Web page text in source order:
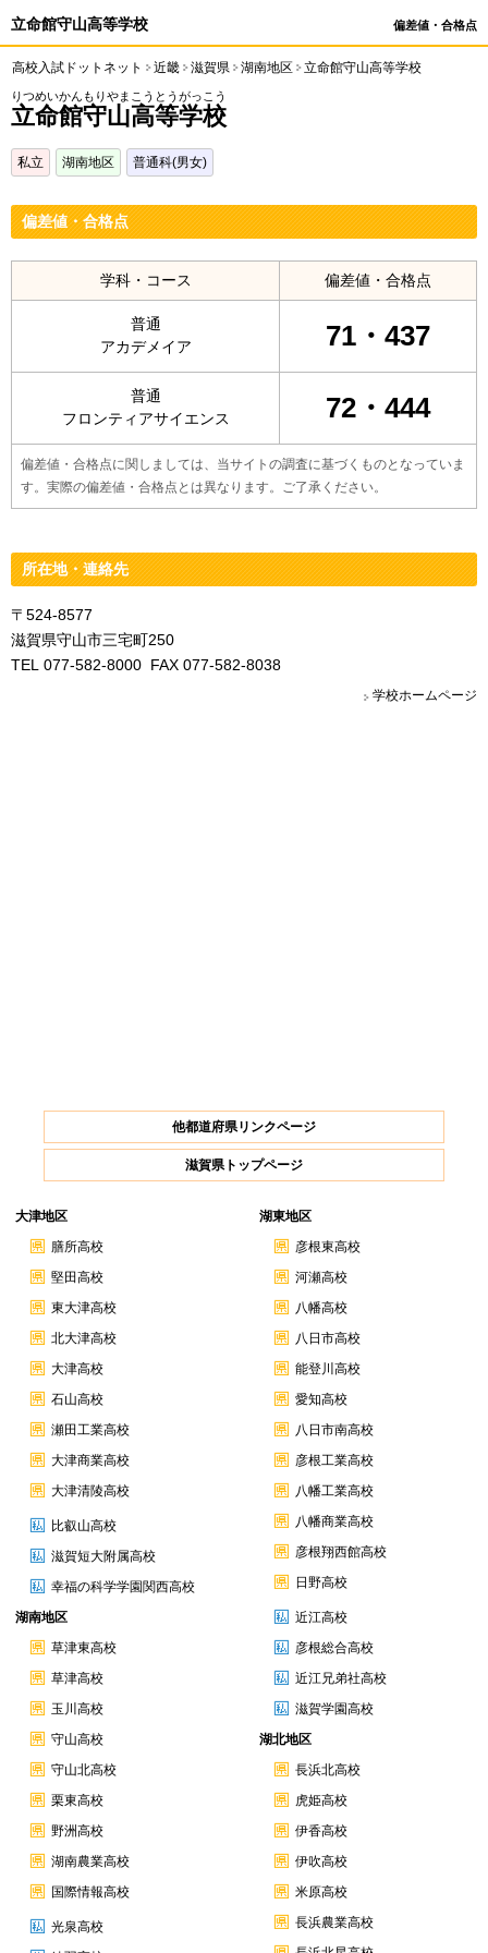
立命館守山高等学校 偏差値・合格点
高校入試ドットネット 近畿 滋賀県 湖南地区 立命館守山高等学校
立命館守山高等学校
りつめいかんもりやまこうとうがっこう
私立 湖南地区 普通科(男女)
偏差値・合格点
学科・コース 偏差値・合格点
普通
アカデメイア
71・437
普通
フロンティアサイエンス
72・444
偏差値・合格点に関しましては、当サイトの調査に基づくものとなっていま
す。実際の偏差値・合格点とは異なります。ご了承ください。
所在地・連絡先
〒524-8577
滋賀県守山市三宅町250
TEL 077-582-8000 FAX 077-582-8038
学校ホームページ
他都道府県リンクページ
滋賀県トップページ
大津地区
膳所高校
堅田高校
東大津高校
北大津高校
大津高校
石山高校
瀬田工業高校
大津商業高校
大津清陵高校
比叡山高校
滋賀短大附属高校
幸福の科学学園関西高校
湖南地区
草津東高校
草津高校
玉川高校
守山高校
守山北高校
栗東高校
野洲高校
湖南農業高校
国際情報高校
光泉高校
湖東地区
彦根東高校
河瀬高校
八幡高校
八日市高校
能登川高校
愛知高校
八日市南高校
彦根工業高校
八幡工業高校
八幡商業高校
彦根翔西館高校
日野高校
近江高校
彦根総合高校
近江兄弟社高校
滋賀学園高校
湖北地区
長浜北高校
虎姫高校
伊香高校
伊吹高校
米原高校
長浜農業高校